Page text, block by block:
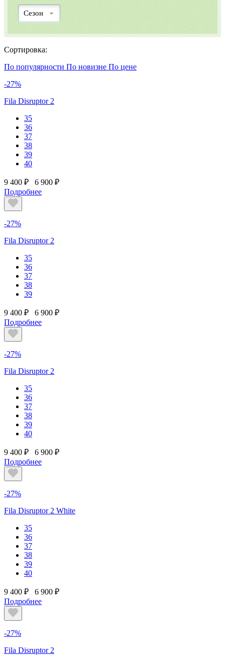
Сезон
Сортировка:
По популярности По новизне По цене
-27%
Fila Disruptor 2
35
36
37
38
39
40
9 400 ₽
6 900 ₽
Подробнее
-27%
Fila Disruptor 2
35
36
37
38
39
9 400 ₽
6 900 ₽
Подробнее
-27%
Fila Disruptor 2
35
36
37
38
39
40
9 400 ₽
6 900 ₽
Подробнее
-27%
Fila Disruptor 2 White
35
36
37
38
39
40
9 400 ₽
6 900 ₽
Подробнее
-27%
Fila Disruptor 2